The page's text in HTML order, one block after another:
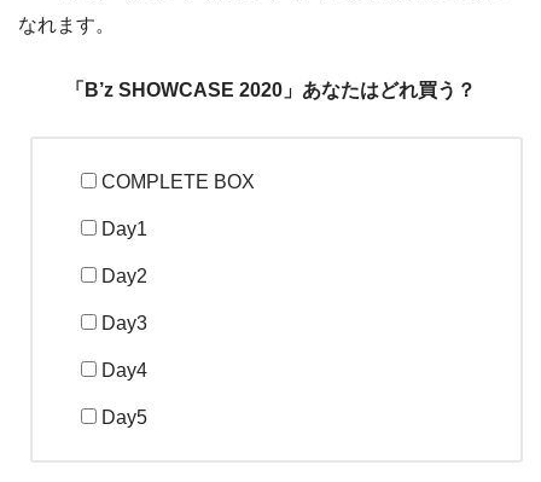
なれます。
「B’z SHOWCASE 2020」あなたはどれ買う？
COMPLETE BOX
Day1
Day2
Day3
Day4
Day5